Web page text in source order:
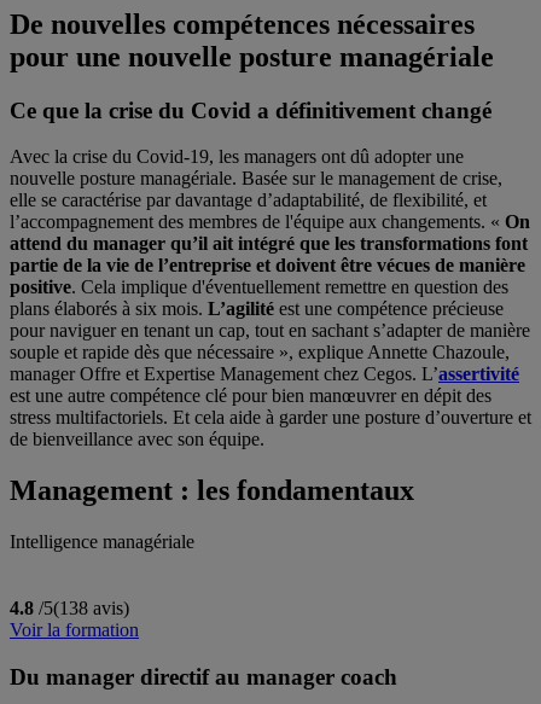
De nouvelles compétences nécessaires
pour une nouvelle posture managériale
Ce que la crise du Covid a définitivement changé
Avec la crise du Covid-19, les managers ont dû adopter une
nouvelle posture managériale. Basée sur le management de crise,
elle se caractérise par davantage d’adaptabilité, de flexibilité, et
l’accompagnement des membres de l'équipe aux changements. « On
attend du manager qu’il ait intégré que les transformations font
partie de la vie de l’entreprise et doivent être vécues de manière
positive. Cela implique d'éventuellement remettre en question des
plans élaborés à six mois. L’agilité est une compétence précieuse
pour naviguer en tenant un cap, tout en sachant s’adapter de manière
souple et rapide dès que nécessaire », explique Annette Chazoule,
manager Offre et Expertise Management chez Cegos. L’assertivité
est une autre compétence clé pour bien manœuvrer en dépit des
stress multifactoriels. Et cela aide à garder une posture d’ouverture et
de bienveillance avec son équipe.
Management : les fondamentaux
Intelligence managériale
4.8 /5(138 avis)
Voir la formation
Du manager directif au manager coach